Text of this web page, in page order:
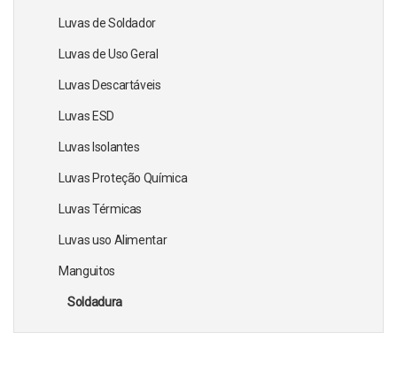
Luvas de Soldador
Luvas de Uso Geral
Luvas Descartáveis
Luvas ESD
Luvas Isolantes
Luvas Proteção Química
Luvas Térmicas
Luvas uso Alimentar
Manguitos
Soldadura